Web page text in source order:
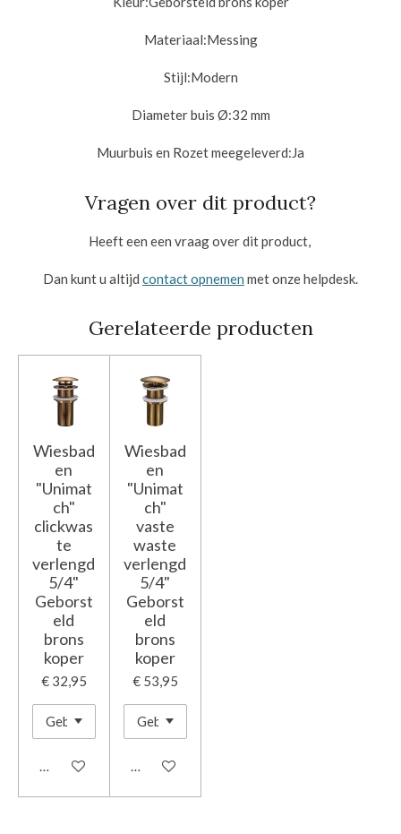
Materiaal:Messing
Stijl:Modern
Diameter buis Ø:32 mm
Muurbuis en Rozet meegeleverd:Ja
Vragen over dit product?
Heeft een een vraag over dit product,
Dan kunt u altijd contact opnemen met onze helpdesk.
Gerelateerde producten
Wiesbad
en
"Unimat
ch"
clickwas
te
verlengd
5/4"
Geborst
eld
brons
koper
€ 32,95
In winkelwagen
Wiesbad
en
"Unimat
ch"
vaste
waste
verlengd
5/4"
Geborst
eld
brons
koper
€ 53,95
In winkelwagen